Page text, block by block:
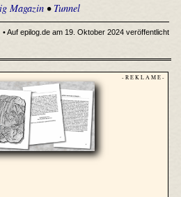
Magazin• Tunnel
• Auf epilog.de am 19. Oktober 2024 veröffentlicht
- R E K L A M E -